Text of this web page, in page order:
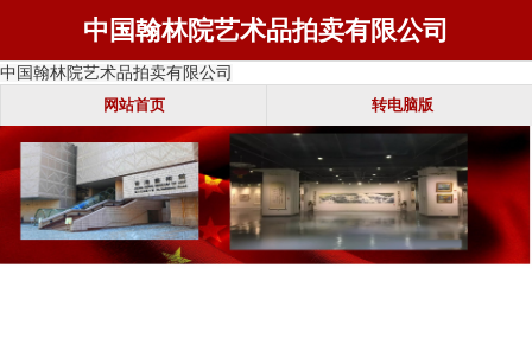
中国翰林院艺术品拍卖有限公司
中国翰林院艺术品拍卖有限公司
网站首页 转电脑版